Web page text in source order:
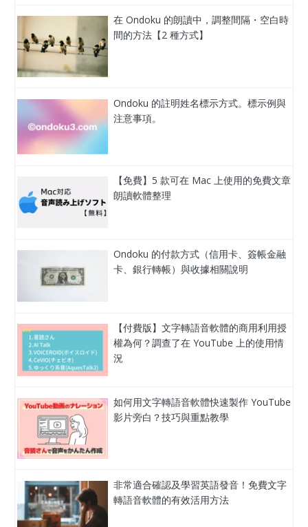
在 Ondoku 的朗讀中，調整間隔・空白時
間的方法【2 種方式】
Ondoku 的註明姓名標示方式。標示例與
注意事項。
【免費】5 款可在 Mac 上使用的免費文章
朗讀軟體整理
Ondoku 的付款方式（信用卡、簽帳金融
卡、銀行轉帳）與收據相關說明
【付費版】文字轉語音軟體的商用利用授
權為何？調查了在 YouTube 上的使用情
況
如何用文字轉語音軟體快速製作 YouTube
影片旁白？技巧與重點教學
非常適合確認及學習英語發音！免費文字
轉語音軟體的有效活用方法